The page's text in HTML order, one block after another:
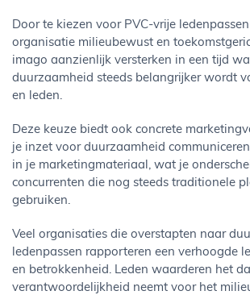
Door te kiezen voor PVC-vrije
organisatie milieubewust en
imago aanzienlijk versterken in een tijd
duurzaamheid steeds belangrijker wordt
en leden.
Deze keuze biedt ook concrete
je inzet voor duurzaamheid
in je marketingmateriaal, wat je
concurrenten die nog steeds traditionele
gebruiken.
Veel organisaties die overstapten naar
ledenpassen rapporteren een verhoogde
en betrokkenheid. Leden waarderen het
verantwoordelijkheid neemt voor het